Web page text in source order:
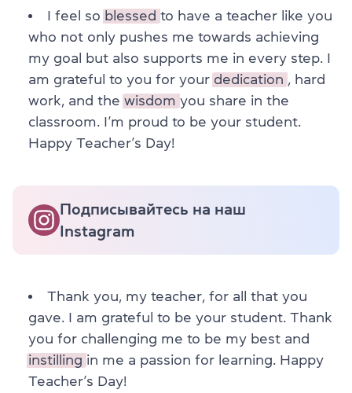
I feel so blessed to have a teacher like you
who not only pushes me towards achieving
my goal but also supports me in every step. I
am grateful to you for your dedication , hard
work, and the wisdom you share in the
classroom. I’m proud to be your student.
Happy Teacher’s Day!
Подписывайтесь на наш
Instagram
Thank you, my teacher, for all that you
gave. I am grateful to be your student. Thank
you for challenging me to be my best and
instilling in me a passion for learning. Happy
Teacher’s Day!